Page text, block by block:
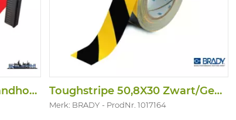
Set Skipper Rood/Wit Wandhouder+ontvange Toughstripe 50,8X30 Zwart/Geel 104317
Merk: BRADY ProdNr. 1017164